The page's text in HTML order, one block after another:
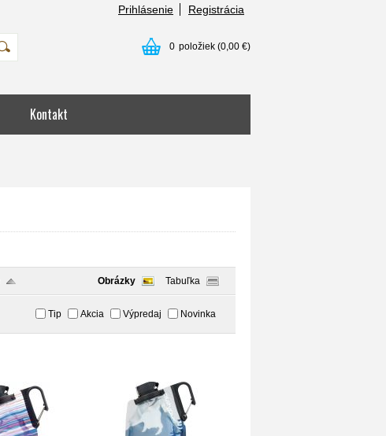
Prihlásenie Registrácia
0 položiek (0,00 €)
Kontakt
Obrázky Tabuľka
Tip Akcia Výpredaj Novinka